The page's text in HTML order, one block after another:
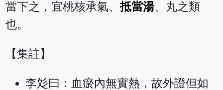
當下之，宜桃核承氣、抵當湯、丸之類
也。
【集註】
李彣曰：血瘀內無實熱，故外證但如